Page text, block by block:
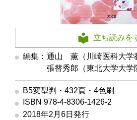
立ち読みを
編集：通山 薫（川崎医科大学
張替秀郎（東北大学大学
B5変型判・432頁・4色刷
ISBN 978-4-8306-1426-2
2018年2月6日発行